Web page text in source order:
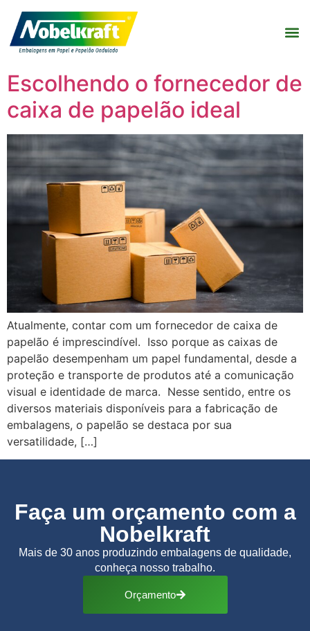
Escolhendo o fornecedor de
caixa de papelão ideal
Atualmente, contar com um fornecedor de caixa de
papelão é imprescindível. Isso porque as caixas de
papelão desempenham um papel fundamental, desde a
proteção e transporte de produtos até a comunicação
visual e identidade de marca. Nesse sentido, entre os
diversos materiais disponíveis para a fabricação de
embalagens, o papelão se destaca por sua
versatilidade, […]
Faça um orçamento com a
Nobelkraft
Mais de 30 anos produzindo embalagens de qualidade,
conheça nosso trabalho.
Orçamento